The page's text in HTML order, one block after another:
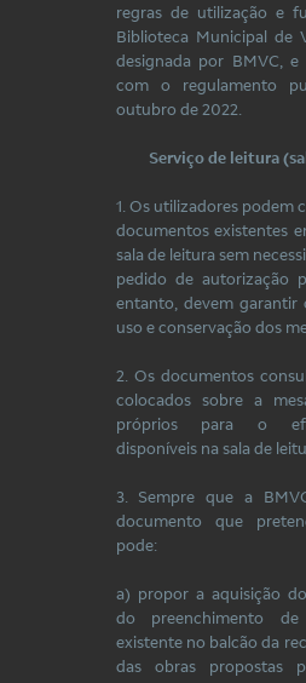
regras de utilização e
Biblioteca Municipal de
designada por BMVC,
com o regulamento
outubro de 2022.
Serviço de leitura
1. Os utilizadores podem
documentos existentes
sala de leitura sem
pedido de autorização
entanto, devem garantir
uso e conservação dos
2. Os documentos
colocados sobre a
próprios para o
disponíveis na sala de
3. Sempre que a
documento que
pode:
a) propor a aquisição
do preenchimento
existente no balcão da
das obras propostas